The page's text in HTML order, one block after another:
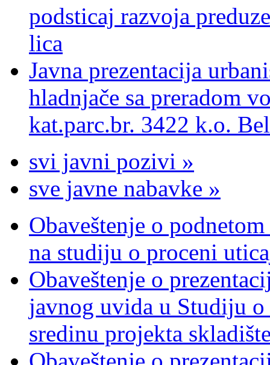
podsticaj razvoja
lica
Javna prezentacija
hladnjače sa preradom
kat.parc.br. 3422 k.o.
svi javni pozivi »
sve javne nabavke »
Obaveštenje o
na studiju o proceni
Obaveštenje o
javnog uvida u Studiju
sredinu projekta